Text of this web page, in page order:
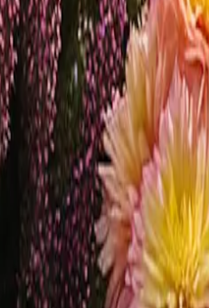
dir eine Auswahl der schönsten
sind unter anderem
kälteren Monate machen.
sind. Hier sind einige der